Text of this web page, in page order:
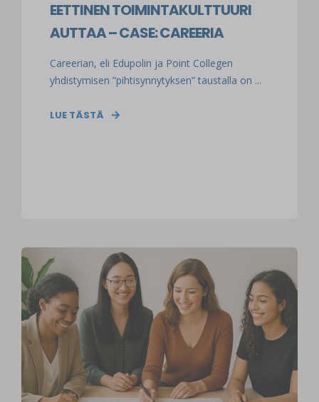
EETTINEN TOIMINTAKULTTUURI
AUTTAA – CASE: CAREERIA
Careerian, eli Edupolin ja Point Collegen
yhdistymisen ”pihtisynnytyksen” taustalla on ...
LUE TÄSTÄ